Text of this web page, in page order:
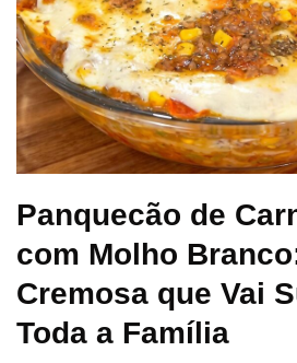
Panquecão de
com Molho
Cremosa que Vai
Toda a Família